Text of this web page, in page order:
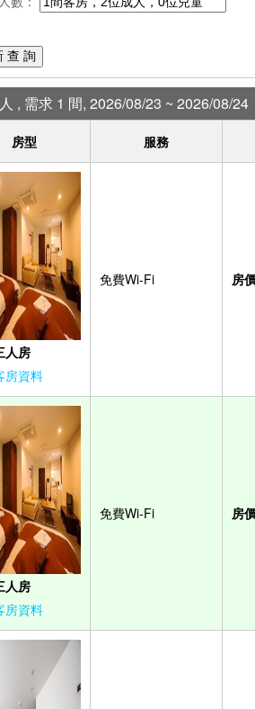
查 詢
, 需求 1 間, 2026/08/23 ~ 2026/08/24
房型 服務
人房
房資料
免費Wi-Fi 房
人房
房資料
免費Wi-Fi 房